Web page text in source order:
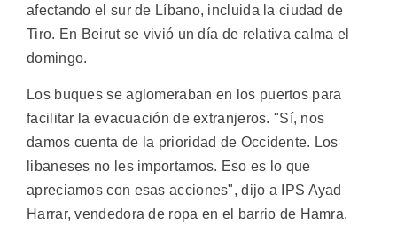
afectando el sur de Líbano, incluida la ciudad de
Tiro. En Beirut se vivió un día de relativa calma el
domingo.
Los buques se aglomeraban en los puertos para
facilitar la evacuación de extranjeros. "Sí, nos
damos cuenta de la prioridad de Occidente. Los
libaneses no les importamos. Eso es lo que
apreciamos con esas acciones", dijo a IPS Ayad
Harrar, vendedora de ropa en el barrio de Hamra.